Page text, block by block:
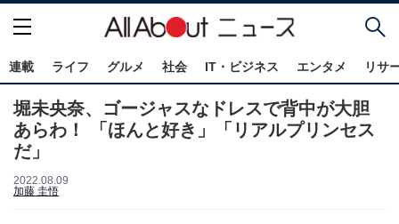
連載 ライフ グルメ 社会 IT・ビジネス エンタメ リサ
堀未央奈、ゴージャスなドレスで背中が大胆
あらわ！ 「ほんと好き」「リアルプリンセス
だ」
2022.08.09
加藤 圭悟